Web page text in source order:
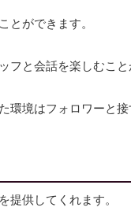
とができます。
と会話を楽しむこと
環境はフォロワーと
提供してくれます。